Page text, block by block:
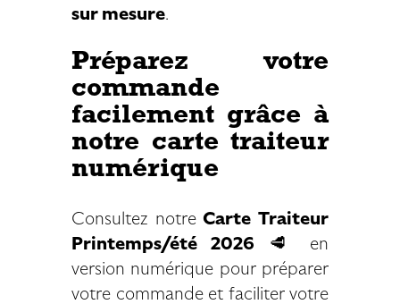
sur mesure.
Préparez votre
commande
facilement grâce à
notre carte traiteur
numérique
Consultez notreCarte Traiteur
Printemps/été 2026 🥩 en
version numérique pour préparer
votre commande et faciliter votre